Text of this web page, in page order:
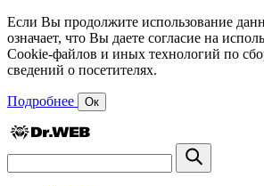
Если Вы продолжите использование
означает, что Вы даете согласие на
Cookie-файлов и иных технологий по
сведений о посетителях.
Подробнее Ок